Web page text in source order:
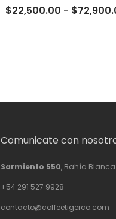
$22,500.00 - $
Comunicate con
Sarmiento 550, Bahía Blanca.
+54 291 527 9928
contacto@coffeetigerco.com